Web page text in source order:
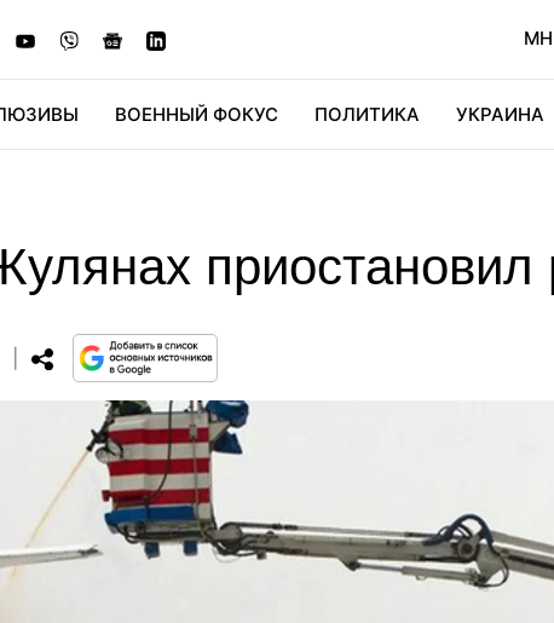
ВОЕННЫЙ ФОКУС ПОЛИТИКА УКРАИНА
приостановил